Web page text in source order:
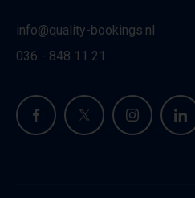
info@quality-bookings.nl
036 - 848 11 21